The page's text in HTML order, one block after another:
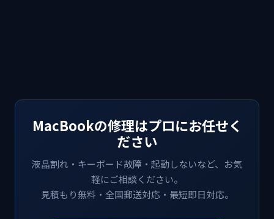
MacBookの修理はプロにお任せく
ださい
液晶割れ・キーボード故障・起動しないなど、お気
軽にご相談ください。
見積もり無料・全国郵送対応・最短即日対応。